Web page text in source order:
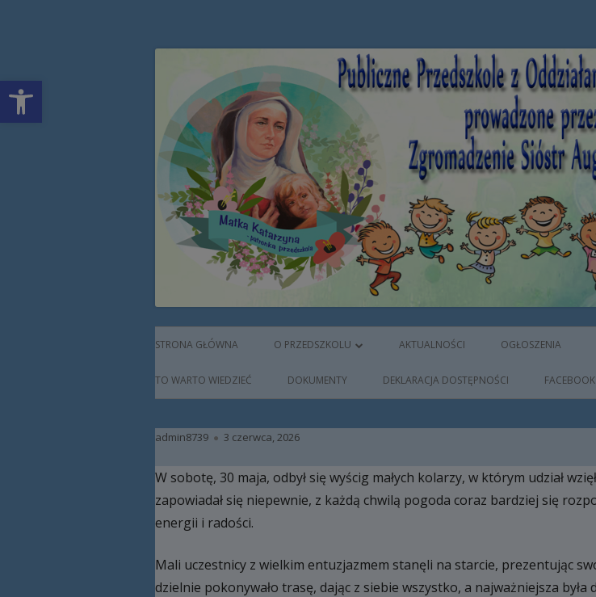
Open toolbar
Publiczne Przedszkole z Oddziałami
Augustianek
Menu
główne
STRONA GŁÓWNA O PRZEDSZKOLU
HISTORIA
RAMOWY PLAN DNIA
PRACA Z DZIECKIEM
AKTUALNOŚCI OGŁOSZENIA
TO WARTO WIEDZIEĆ DOKUMENTY DEKLARACJA DOSTĘPNOŚCI FACEBOOK
Autor
admin8739 Opublikowano
3 czerwca, 2026
W sobotę, 30 maja, odbył się wyścig małych kolarzy, w którym udział
zapowiadał się niepewnie, z każdą chwilą pogoda coraz bardziej się
energii i radości.
Mali uczestnicy z wielkim entuzjazmem stanęli na starcie, prezentując
dzielnie pokonywało trasę, dając z siebie wszystko, a najważniejsza